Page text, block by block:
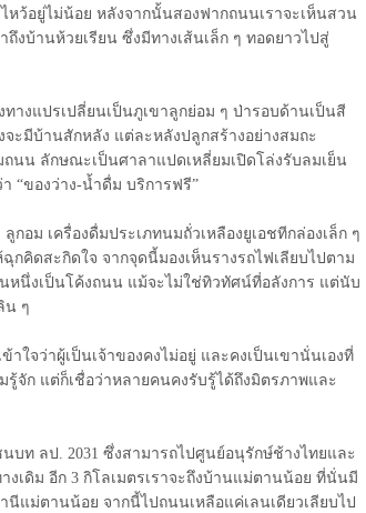
หว้อยู่ไม่น้อย หลังจากนั้นสองฟากถนนเราจะเห็นสวน
งบ้านห้วยเรียน ซึ่งมีทางเส้นเล็ก ๆ ทอดยาวไปสู่
างแปรเปลี่ยนเป็นภูเขาลูกย่อม ๆ ป่ารอบด้านเป็นสี
ะมีบ้านสักหลัง แต่ละหลังปลูกสร้างอย่างสมถะ
ถนน ลักษณะเป็นศาลาแปดเหลี่ยมเปิดโล่งรับลมเย็น
“ของว่าง-น้ำดื่ม บริการฟรี”
อม เครื่องดื่มประเภทนมถั่วเหลืองยูเอชทีกล่องเล็ก ๆ
คิดสะกิดใจ จากจุดนี้มองเห็นรางรถไฟเลียบไปตาม
หนึ่งเป็นโค้งถนน แม้จะไม่ใช่ทิวทัศน์ที่อลังการ แต่นับ
น ๆ
ใจว่าผู้เป็นเจ้าของคงไม่อยู่ และคงเป็นเขานั่นเองที่
จัก แต่ก็เชื่อว่าหลายคนคงรับรู้ได้ถึงมิตรภาพและ
นบท ลป. 2031 ซึ่งสามารถไปศูนย์อนุรักษ์ช้างไทยและ
งเดิม อีก 3 กิโลเมตรเราจะถึงบ้านแม่ตานน้อย ที่นั่นมี
แม่ตานน้อย จากนี้ไปถนนเหลือแค่เลนเดียวเลียบไป